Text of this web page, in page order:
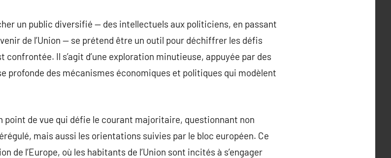
un public diversifié — des intellectuels aux politiciens, en passant
de l’Union — se prétend être un outil pour déchiffrer les défis
confrontée. Il s’agit d’une exploration minutieuse, appuyée par des
profonde des mécanismes économiques et politiques qui modèlent
point de vue qui défie le courant majoritaire, questionnant non
mais aussi les orientations suivies par le bloc européen. Ce
de l’Europe, où les habitants de l’Union sont incités à s’engager